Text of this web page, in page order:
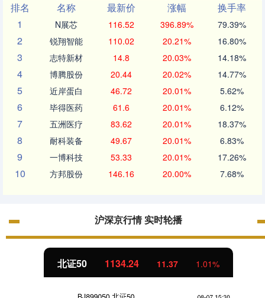
排名
名称 最新价 涨幅
换手率
1
N展芯 116.52 396.89% 79.39%
2 锐翔智能 110.02 20.21% 16.80%
3 志特新材 14.8 20.03% 14.18%
4 博腾股份 20.44 20.02% 14.77%
5 近岸蛋白 46.72 20.01% 5.62%
6 毕得医药 61.6 20.01% 6.12%
7 五洲医疗 83.62 20.01% 18.37%
8 耐科装备 49.67 20.01% 6.83%
9 一博科技 53.33 20.01% 17.26%
10 方邦股份 146.16 20.00% 7.68%
沪深京行情 实时轮播
北证50 1134.24 11.37 1.01%